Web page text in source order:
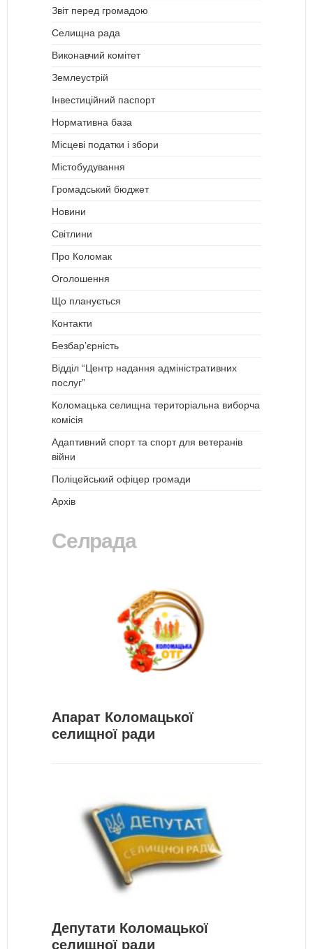
Звіт перед громадою
Селищна рада
Виконавчий комітет
Землеустрій
Інвестиційний паспорт
Нормативна база
Місцеві податки і збори
Містобудування
Громадський бюджет
Новини
Світлини
Про Коломак
Оголошення
Що планується
Контакти
Безбар’єрність
Відділ “Центр надання адміністративних
послуг”
Коломацька селищна територіальна виборча
комісія
Адаптивний спорт та спорт для ветеранів
війни
Поліцейський офіцер громади
Архів
Селрада
Апарат Коломацької
селищної ради
Депутати Коломацької
селищної ради